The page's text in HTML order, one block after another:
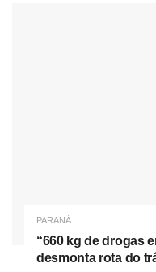
PARANÁ
“660 kg de drogas
desmonta rota do